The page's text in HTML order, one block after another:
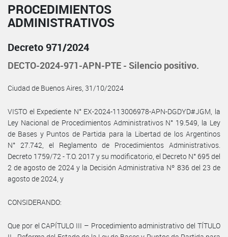
PROCEDIMIENTOS
ADMINISTRATIVOS
Decreto 971/2024
DECTO-2024-971-APN-PTE - Silencio positivo.
Ciudad de Buenos Aires, 31/10/2024
VISTO el Expediente N° EX-2024-113006978-APN-DGDYD#JGM, la
Ley Nacional de Procedimientos Administrativos N° 19.549, la Ley
de Bases y Puntos de Partida para la Libertad de los Argentinos
N° 27.742, el Reglamento de Procedimientos Administrativos.
Decreto 1759/72 - T.O. 2017 y su modificatorio, el Decreto N° 695 del
2 de agosto de 2024 y la Decisión Administrativa Nº 836 del 23 de
agosto de 2024, y
CONSIDERANDO:
Que por el CAPÍTULO III – Procedimiento administrativo del TÍTULO